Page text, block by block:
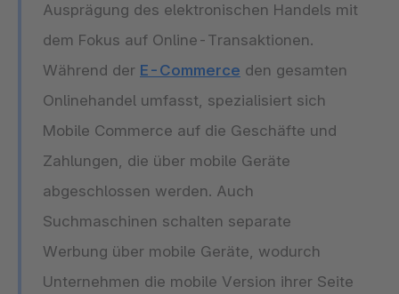
Ausprägung des elektronischen Handels mit
dem Fokus auf Online-Transaktionen.
Während der E-Commerce den gesamten
Onlinehandel umfasst, spezialisiert sich
Mobile Commerce auf die Geschäfte und
Zahlungen, die über mobile Geräte
abgeschlossen werden. Auch
Suchmaschinen schalten separate
Werbung über mobile Geräte, wodurch
Unternehmen die mobile Version ihrer Seite